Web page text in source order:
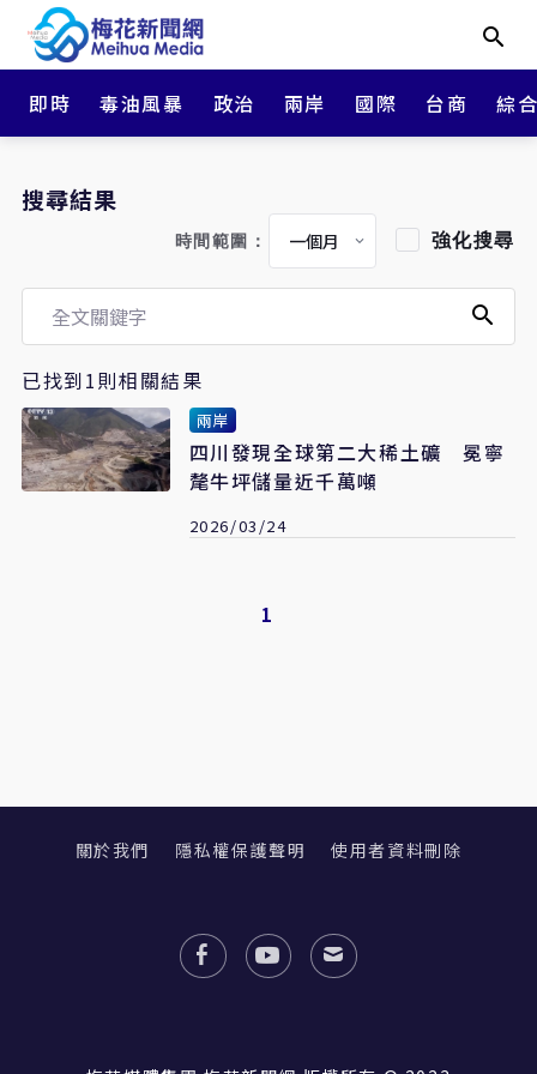
即時 毒油風暴 政治 兩岸 國際 台商 綜
搜尋結果
時間範圍： 強化搜尋
已找到1則相關結果
兩岸
四川發現全球第二大稀土礦 冕寧
氂牛坪儲量近千萬噸
2026/03/24
1
關於我們 隱私權保護聲明 使用者資料刪除